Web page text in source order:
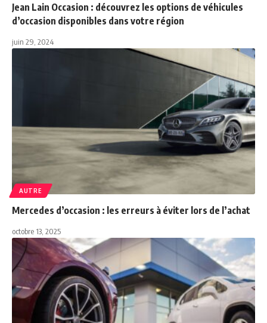
Jean Lain Occasion : découvrez les options de véhicules
d’occasion disponibles dans votre région
juin 29, 2024
AUTRE
Mercedes d’occasion : les erreurs à éviter lors de l’achat
octobre 13, 2025